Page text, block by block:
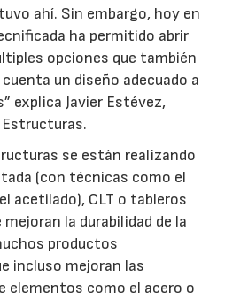
ahí. Sin embargo, hoy en
ha permitido abrir
opciones que también
un diseño adecuado a
explica Javier Estévez,
se están realizando
(con técnicas como el
acetilado), CLT o tableros
la durabilidad de la
productos
incluso mejoran las
elementos como el acero o